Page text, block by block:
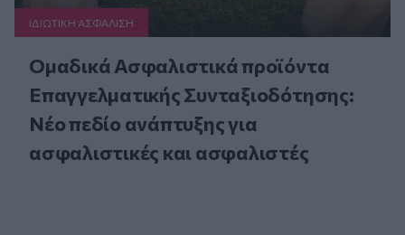
ΙΔΙΩΤΙΚΗ ΑΣΦAΛΙΣΗ
Ομαδικά Ασφαλιστικά προϊόντα
Επαγγελματικής Συνταξιοδότησης:
Νέο πεδίο ανάπτυξης για
ασφαλιστικές και ασφαλιστές